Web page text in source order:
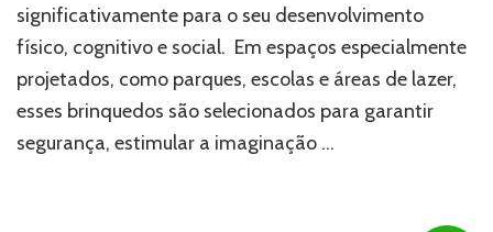
significativamente para o seu desenvolvimento
físico, cognitivo e social. Em espaços especialmente
projetados, como parques, escolas e áreas de lazer,
esses brinquedos são selecionados para garantir
segurança, estimular a imaginação …